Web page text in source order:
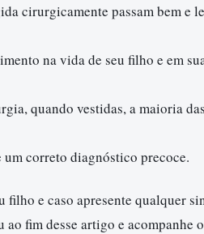
cirurgicamente passam bem e
na vida de seu filho e em
quando vestidas, a maioria
correto diagnóstico precoce.
filho e caso apresente qualquer
fim desse artigo e acompanhe